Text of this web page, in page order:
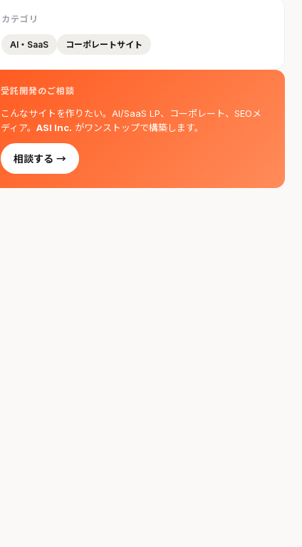
カテゴリ
AI・SaaS コーポレートサイト
受託開発のご相談
こんなサイトを作りたい。AI/SaaS LP、コーポレート、SEOメ
ディア。ASI Inc. がワンストップで構築します。
相談する →